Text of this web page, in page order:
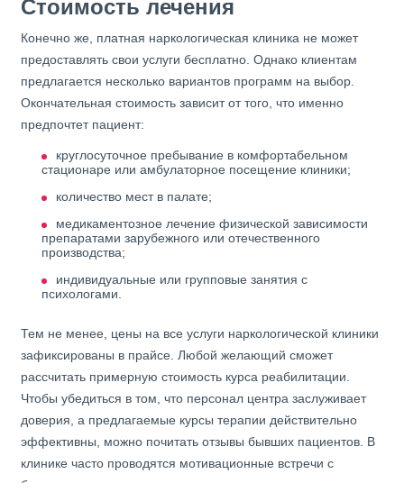
Стоимость лечения
Конечно же, платная наркологическая клиника не может
предоставлять свои услуги бесплатно. Однако клиентам
предлагается несколько вариантов программ на выбор.
Окончательная стоимость зависит от того, что именно
предпочтет пациент:
круглосуточное пребывание в комфортабельном
стационаре или амбулаторное посещение клиники;
количество мест в палате;
медикаментозное лечение физической зависимости
препаратами зарубежного или отечественного
производства;
индивидуальные или групповые занятия с
психологами.
Тем не менее, цены на все услуги наркологической клиники
зафиксированы в прайсе. Любой желающий сможет
рассчитать примерную стоимость курса реабилитации.
Чтобы убедиться в том, что персонал центра заслуживает
доверия, а предлагаемые курсы терапии действительно
эффективны, можно почитать отзывы бывших пациентов. В
клинике часто проводятся мотивационные встречи с